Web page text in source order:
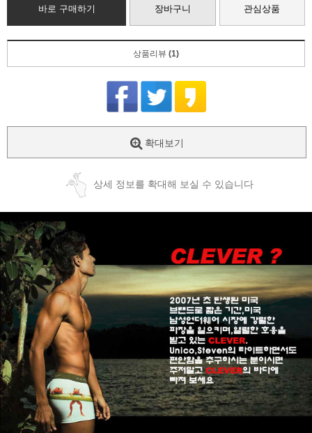
바로 구매하기 장바구니 관심상품
상품리뷰 (1)
확대보기
상세 정보를 확대해 보실 수 있습니다